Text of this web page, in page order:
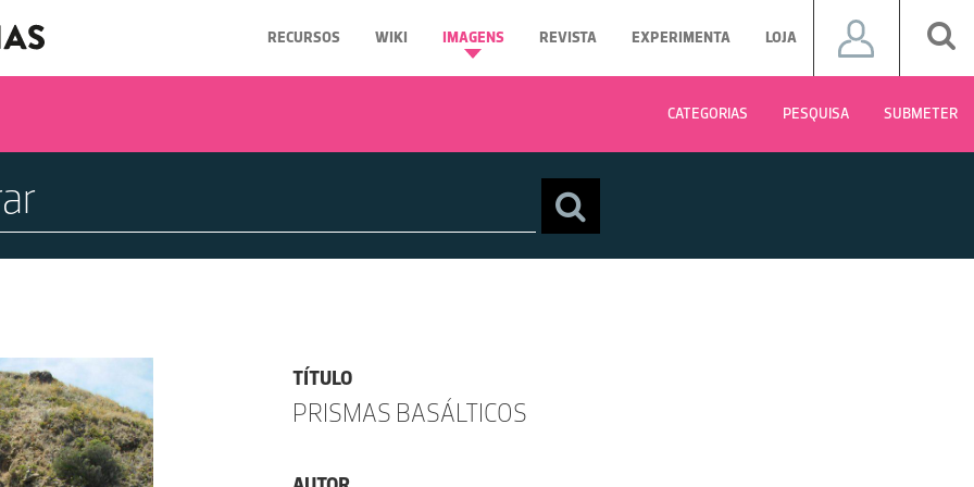
RECURSOS WIKI IMAGENS REVISTA EXPERIMENTA LOJA
CATEGORIAS PESQUISA SUBMETER
TÍTULO
PRISMAS BASÁLTICOS